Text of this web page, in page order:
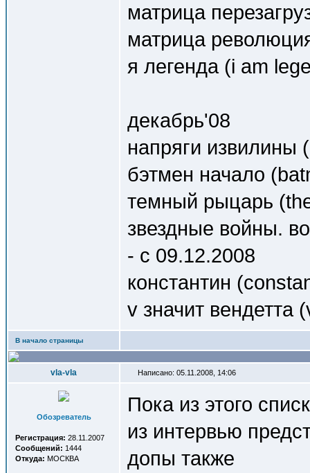
матрица
матрица
я легенда (i am
декабрь'08
напряги извилины
бэтмен начало
темный рыцарь
звездные войны.
- c 09.12.2008
константин
v значит вендетта
В начало страницы
vla-vla Написано: 05.11.2008, 14:06
Обозреватель
Регистрация: 28.11.2007
Сообщений: 1444
Откуда: МОСКВА
Пока из этого
из интервью
допы также